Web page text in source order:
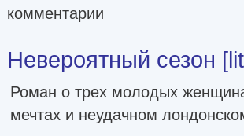
комментарии
Невероятный сезон
Роман о трех молодых
мечтах и неудачном